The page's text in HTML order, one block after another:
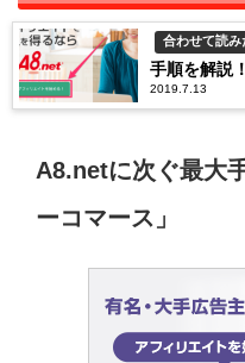
合わせて読み
手順を解説
できる
2019.7.13
A8.netに次ぐ最大
ーコマース」